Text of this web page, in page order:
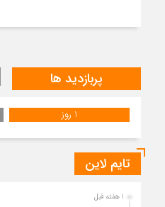
پربازدید ها
1 روز
تایم لاین
1 هفته قبل